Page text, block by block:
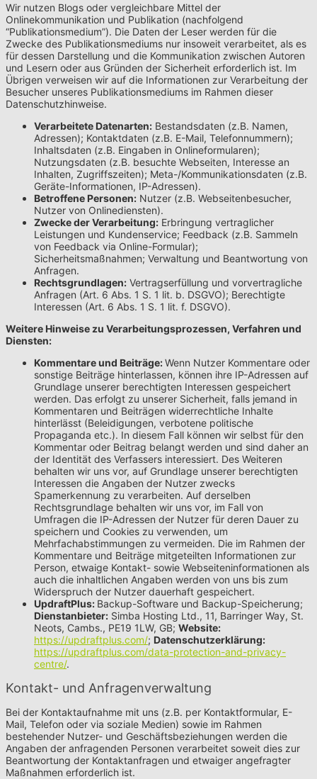
Wir nutzen Blogs oder vergleichbare Mittel der
Onlinekommunikation und Publikation (nachfolgend
“Publikationsmedium”). Die Daten der Leser werden für die
Zwecke des Publikationsmediums nur insoweit verarbeitet, als es
für dessen Darstellung und die Kommunikation zwischen Autoren
und Lesern oder aus Gründen der Sicherheit erforderlich ist. Im
Übrigen verweisen wir auf die Informationen zur Verarbeitung der
Besucher unseres Publikationsmediums im Rahmen dieser
Datenschutzhinweise.
Verarbeitete Datenarten: Bestandsdaten (z.B. Namen,
Adressen); Kontaktdaten (z.B. E-Mail, Telefonnummern);
Inhaltsdaten (z.B. Eingaben in Onlineformularen);
Nutzungsdaten (z.B. besuchte Webseiten, Interesse an
Inhalten, Zugriffszeiten); Meta-/Kommunikationsdaten (z.B.
Geräte-Informationen, IP-Adressen).
Betroffene Personen: Nutzer (z.B. Webseitenbesucher,
Nutzer von Onlinediensten).
Zwecke der Verarbeitung: Erbringung vertraglicher
Leistungen und Kundenservice; Feedback (z.B. Sammeln
von Feedback via Online-Formular);
Sicherheitsmaßnahmen; Verwaltung und Beantwortung von
Anfragen.
Rechtsgrundlagen: Vertragserfüllung und vorvertragliche
Anfragen (Art. 6 Abs. 1 S. 1 lit. b. DSGVO); Berechtigte
Interessen (Art. 6 Abs. 1 S. 1 lit. f. DSGVO).
Weitere Hinweise zu Verarbeitungsprozessen, Verfahren und
Diensten:
Kommentare und Beiträge:Wenn Nutzer Kommentare oder
sonstige Beiträge hinterlassen, können ihre IP-Adressen auf
Grundlage unserer berechtigten Interessen gespeichert
werden. Das erfolgt zu unserer Sicherheit, falls jemand in
Kommentaren und Beiträgen widerrechtliche Inhalte
hinterlässt (Beleidigungen, verbotene politische
Propaganda etc.). In diesem Fall können wir selbst für den
Kommentar oder Beitrag belangt werden und sind daher an
der Identität des Verfassers interessiert. Des Weiteren
behalten wir uns vor, auf Grundlage unserer berechtigten
Interessen die Angaben der Nutzer zwecks
Spamerkennung zu verarbeiten. Auf derselben
Rechtsgrundlage behalten wir uns vor, im Fall von
Umfragen die IP-Adressen der Nutzer für deren Dauer zu
speichern und Cookies zu verwenden, um
Mehrfachabstimmungen zu vermeiden. Die im Rahmen der
Kommentare und Beiträge mitgeteilten Informationen zur
Person, etwaige Kontakt- sowie Webseiteninformationen als
auch die inhaltlichen Angaben werden von uns bis zum
Widerspruch der Nutzer dauerhaft gespeichert.
UpdraftPlus: Backup-Software und Backup-Speicherung;
Dienstanbieter: Simba Hosting Ltd., 11, Barringer Way, St.
Neots, Cambs., PE19 1LW, GB; Website:
https://updraftplus.com/; Datenschutzerklärung:
https://updraftplus.com/data-protection-and-privacy-
centre/.
Kontakt- und Anfragenverwaltung
Bei der Kontaktaufnahme mit uns (z.B. per Kontaktformular, E-
Mail, Telefon oder via soziale Medien) sowie im Rahmen
bestehender Nutzer- und Geschäftsbeziehungen werden die
Angaben der anfragenden Personen verarbeitet soweit dies zur
Beantwortung der Kontaktanfragen und etwaiger angefragter
Maßnahmen erforderlich ist.